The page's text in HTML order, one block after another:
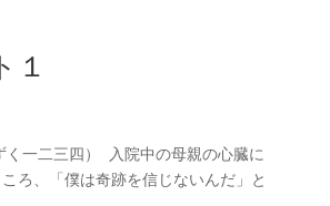
１
一二三四） 入院中の母親の心臓に
ろ、「僕は奇跡を信じないんだ」と